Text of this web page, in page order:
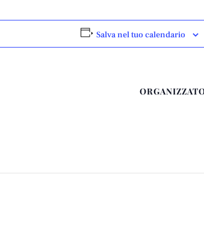
Salva nel tuo calendario